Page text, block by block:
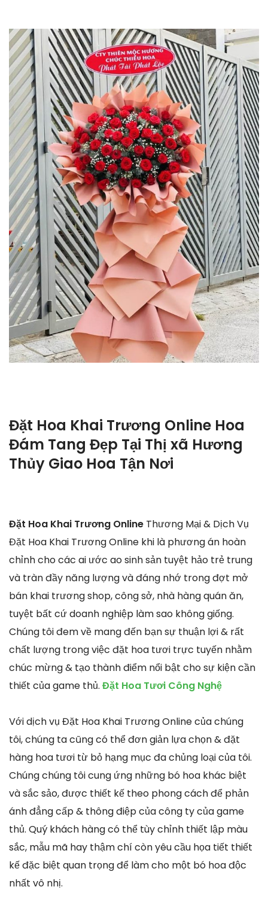
Đặt Hoa Khai Trương Online Hoa
Đám Tang Đẹp Tại Thị xã Hương
Thủy Giao Hoa Tận Nơi
Đặt Hoa Khai Trương Online Thương Mại & Dịch Vụ
Đặt Hoa Khai Trương Online khi là phương án hoàn
chỉnh cho các ai ước ao sinh sản tuyệt hảo trẻ trung
và tràn đầy năng lượng và đáng nhớ trong đợt mở
bán khai trương shop, công sở, nhà hàng quán ăn,
tuyệt bất cứ doanh nghiệp làm sao không giống.
Chúng tôi đem về mang đến bạn sự thuận lợi & rất
chất lượng trong việc đặt hoa tươi trực tuyến nhằm
chúc mừng & tạo thành điểm nổi bật cho sự kiện cần
thiết của game thủ. Đặt Hoa Tươi Công Nghệ
Với dịch vụ Đặt Hoa Khai Trương Online của chúng
tôi, chúng ta cũng có thể đơn giản lựa chọn & đặt
hàng hoa tươi từ bỏ hạng mục đa chủng loại của tôi.
Chúng chúng tôi cung ứng những bó hoa khác biệt
và sắc sảo, được thiết kế theo phong cách để phản
ánh đẳng cấp & thông điệp của công ty của game
thủ. Quý khách hàng có thể tùy chỉnh thiết lập màu
sắc, mẫu mã hay thậm chí còn yêu cầu họa tiết thiết
kế đặc biệt quan trọng để làm cho một bó hoa độc
nhất vô nhị.